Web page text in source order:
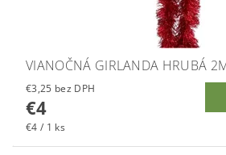
VIANOČNÁ GIRLANDA HRUBÁ
€3,25 bez DPH
€4
€4 / 1 ks